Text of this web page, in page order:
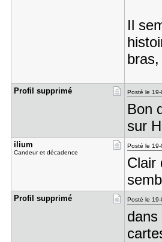
Il
Profil sup​primé Posté le
Bon
sur
ilium
Candeur et décadence
Posté le
Clair
Profil sup​primé Posté le